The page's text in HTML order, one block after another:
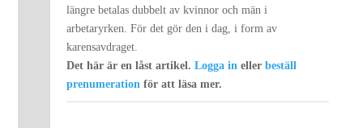
längre betalas dubbelt av kvinnor och män i
arbetaryrken. För det gör den i dag, i form av
karensavdraget.
Det här är en låst artikel.Logga in ellerbeställ
prenumeration för att läsa mer.